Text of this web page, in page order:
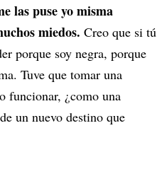
las puse yo misma
miedos. Creo que si tú
porque soy negra, porque
Tuve que tomar una
funcionar, ¿como una
un nuevo destino que